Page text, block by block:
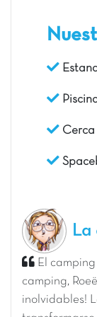
Cerca
El
camping,
inolvidables!